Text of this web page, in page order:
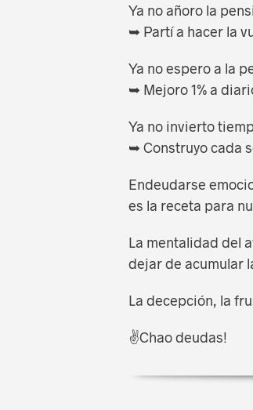
Ya no añoro la
➥ Partí a hacer la
Ya no espero a la
➥ Mejoro 1% a
Ya no invierto
➥ Construyo cada
Endeudarse
es la receta para
La mentalidad del
dejar de acumular
La decepción, la
✌️Chao deudas!